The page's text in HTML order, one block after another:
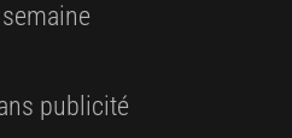
publicité